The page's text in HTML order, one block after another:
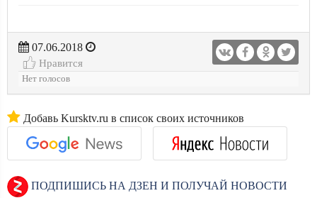
07.06.2018
Нравится
Нет голосов
Добавь Kursktv.ru в список своих источников
ПОДПИШИСЬ НА ДЗЕН И ПОЛУЧАЙ НОВОСТИ